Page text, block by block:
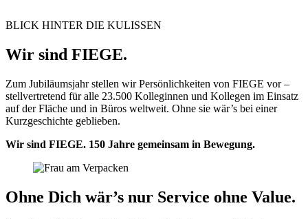
BLICK HINTER DIE KULISSEN
Wir sind FIEGE.
Zum Jubiläumsjahr stellen wir Persönlichkeiten von FIEGE vor –
stellvertretend für alle 23.500 Kolleginnen und Kollegen im Einsatz
auf der Fläche und in Büros weltweit. Ohne sie wär’s bei einer
Kurzgeschichte geblieben.
Wir sind FIEGE. 150 Jahre gemeinsam in Bewegung.
Ohne Dich wär’s nur Service ohne Value.